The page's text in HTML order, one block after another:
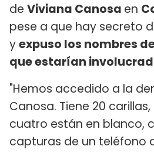
de Viviana Canosa en
pese a que hay secreto
yexpuso los nombres
que estarían
"Hemos accedido a la
Canosa. Tiene 20
cuatro están en blanco,
capturas de un teléfono